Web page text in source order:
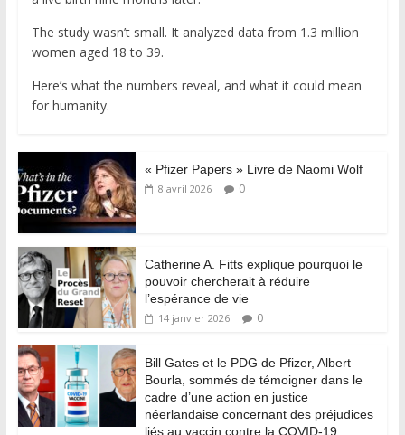
The study wasn’t small. It analyzed data from 1.3 million
women aged 18 to 39.
Here’s what the numbers reveal, and what it could mean
for humanity.
« Pfizer Papers » Livre de Naomi Wolf
8 avril 2026 0
Catherine A. Fitts explique pourquoi le
pouvoir chercherait à réduire
l’espérance de vie
14 janvier 2026 0
Bill Gates et le PDG de Pfizer, Albert
Bourla, sommés de témoigner dans le
cadre d’une action en justice
néerlandaise concernant des préjudices
liés au vaccin contre la COVID-19